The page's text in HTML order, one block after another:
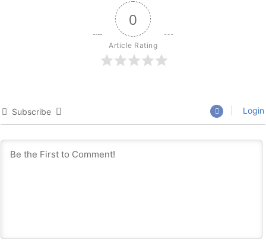
0
Article Rating
Subscribe Login